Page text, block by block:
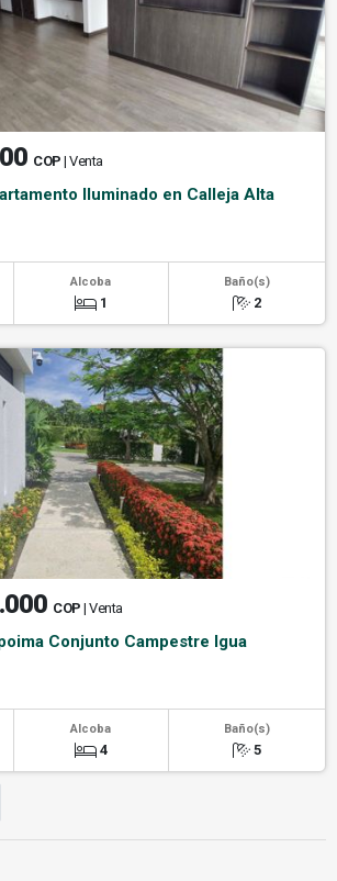
COP | Venta
Iluminado en Calleja Alta
Alcoba
1
Baño(s)
2
COP | Venta
Conjunto Campestre Igua
Alcoba
4
Baño(s)
5